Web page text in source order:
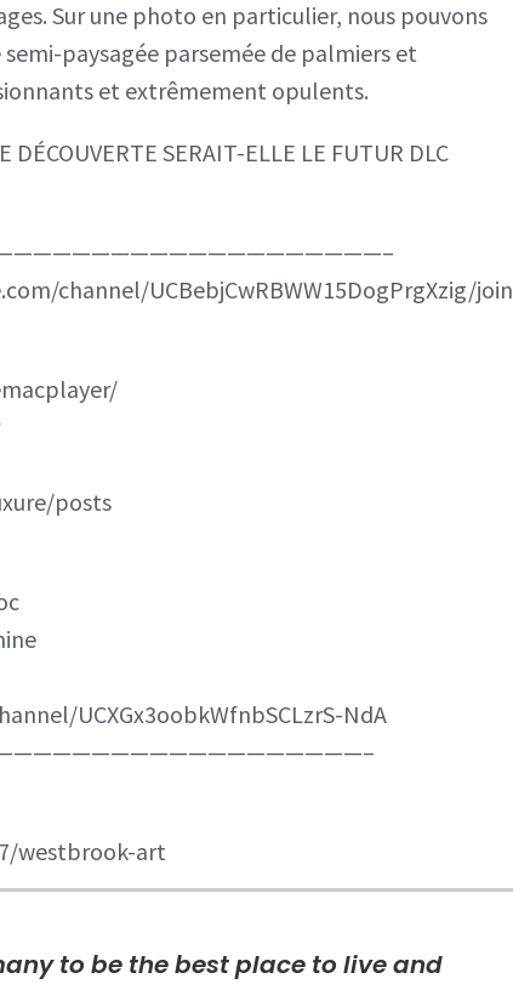
Sur une photo en particulier, nous pouvons
paysagée parsemée de palmiers et
et extrêmement opulents.
SERAIT-ELLE LE FUTUR DLC
channel/UCBebjCwRBWW15DogPrgXzig/join
posts
UCXGx3oobkWfnbSCLzrS-NdA
westbrook-art
to be the best place to live and